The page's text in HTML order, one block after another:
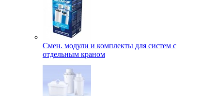
Смен. модули и комплекты для систем с
отдельным краном